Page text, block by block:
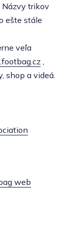
trikov
ešte stále
veľa
,
shop a videá.
web